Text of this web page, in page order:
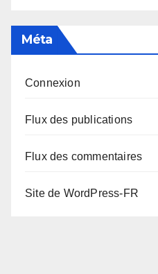
Méta
Connexion
Flux des publications
Flux des commentaires
Site de WordPress-FR